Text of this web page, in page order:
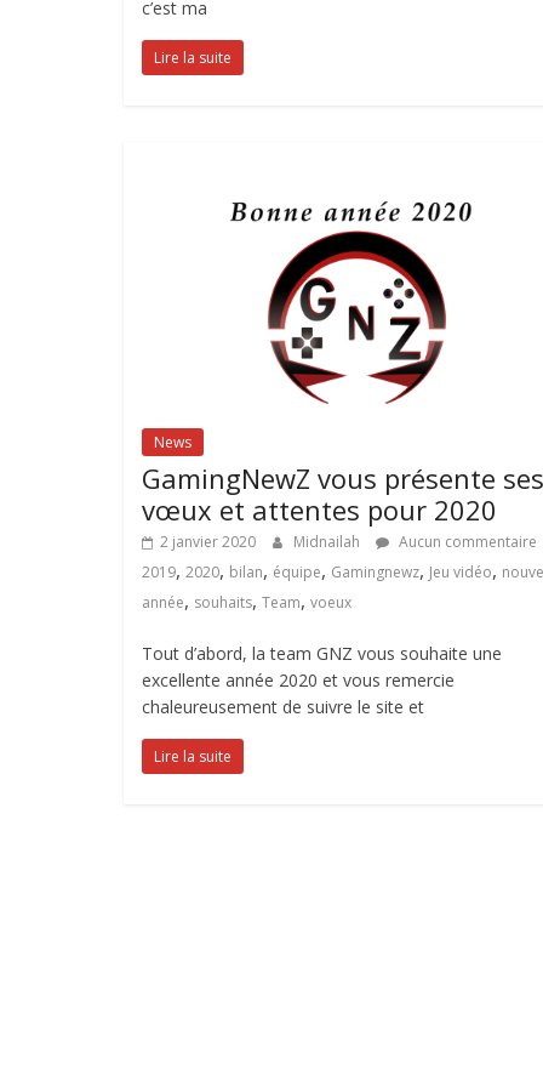
c’est ma
Lire la suite
News
GamingNewZ vous présente ses
vœux et attentes pour 2020
2 janvier 2020 Midnailah
Aucun commentaire
2019, 2020, bilan, équipe, Gamingnewz, Jeu vidéo,
année, souhaits, Team, voeux
Tout d’abord, la team GNZ vous souhaite une
excellente année 2020 et vous remercie
chaleureusement de suivre le site et
Lire la suite